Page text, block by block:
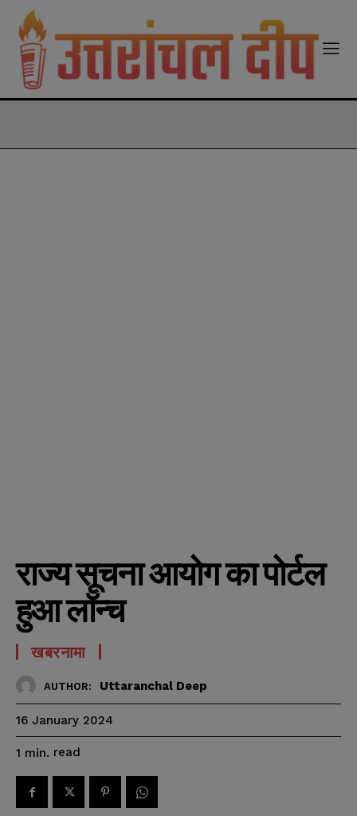
राज्य सूचना आयोग का पोर्टल
हुआ लॉन्च
खबरनामा
AUTHOR: Uttaranchal Deep
16 January 2024
1 min. read